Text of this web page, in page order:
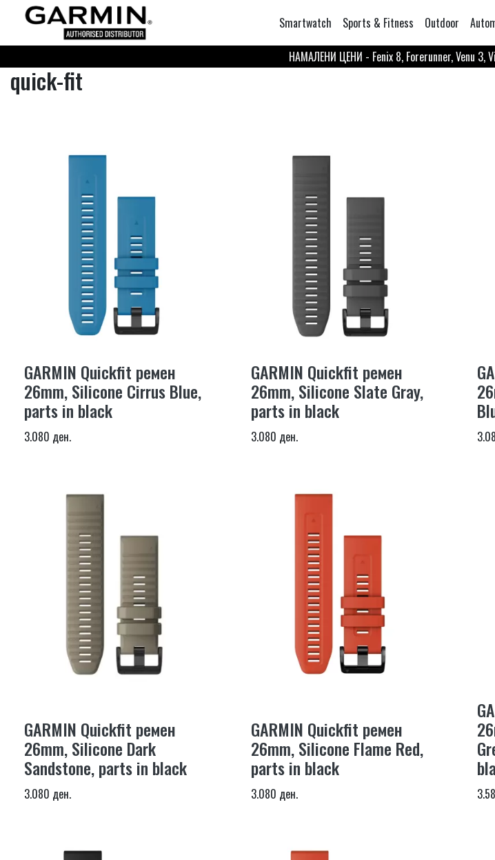
Smartwatch Sports & Fitness Outdoor
НАМАЛЕНИ ЦЕНИ - Fenix 8, Forerunner, Venu 3,
quick-fit
GARMIN Quickfit ремен
26mm, Silicone Cirrus Blue,
parts in black
3.080 ден.
GARMIN Quickfit ремен
26mm, Silicone Slate Gray,
parts in black
3.080 ден.
GARMIN Quickfit ремен
26mm, Silicone Dark
Sandstone, parts in black
3.080 ден.
GARMIN Quickfit ремен
26mm, Silicone Flame Red,
parts in black
3.080 ден.